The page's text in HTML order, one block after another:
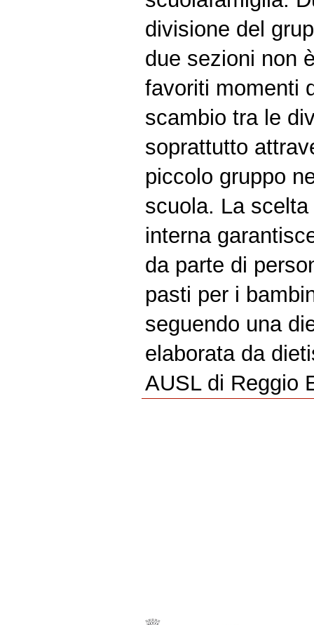
divisione del
due sezioni non
favoriti momenti
scambio tra le
soprattutto
piccolo gruppo
scuola. La
interna
da parte di
pasti per i
seguendo una
elaborata da
AUSL di Reggio